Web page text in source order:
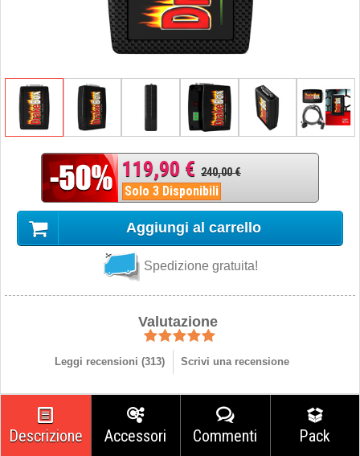
119,90 € 240,00 €
Solo 3 Disponibili
Aggiungi al carrello
Spedizione gratuita!
Valutazione
Leggi recensioni (313) Scrivi una recensione
Descrizione Accessori Commenti Pack